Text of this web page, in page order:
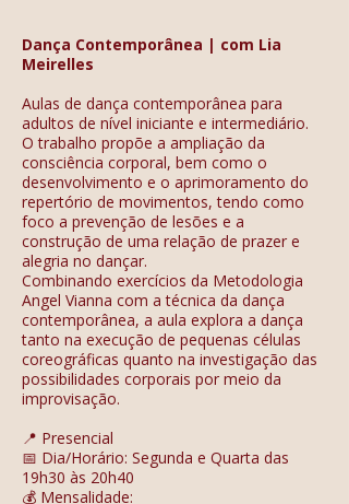
Dança Contemporânea | com Lia
Meirelles
Aulas de dança contemporânea para
adultos de nível iniciante e intermediário.
O trabalho propõe a ampliação da
consciência corporal, bem como o
desenvolvimento e o aprimoramento do
repertório de movimentos, tendo como
foco a prevenção de lesões e a
construção de uma relação de prazer e
alegria no dançar.
Combinando exercícios da Metodologia
Angel Vianna com a técnica da dança
contemporânea, a aula explora a dança
tanto na execução de pequenas células
coreográficas quanto na investigação das
possibilidades corporais por meio da
improvisação.
📍 Presencial
📅 Dia/Horário: Segunda e Quarta das
19h30 às 20h40
💰 Mensalidade: